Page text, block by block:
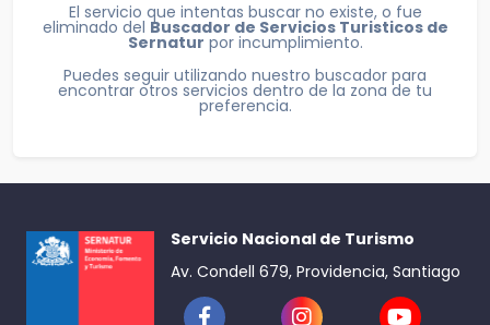
El servicio que intentas buscar no existe, o fue
eliminado del Buscador de Servicios Turisticos de
Sernatur por incumplimiento.
Puedes seguir utilizando nuestro buscador para
encontrar otros servicios dentro de la zona de tu
preferencia.
Servicio Nacional de Turismo
Av. Condell 679, Providencia, Santiago